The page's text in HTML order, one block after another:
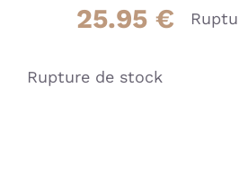
25.95 €
Rupture de stock